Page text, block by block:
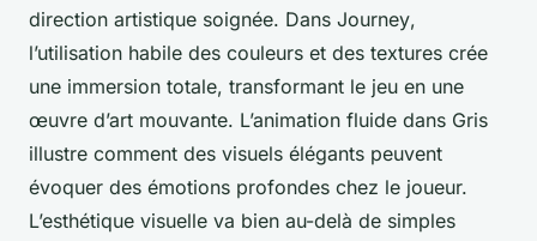
direction artistique soignée. Dans Journey,
l’utilisation habile des couleurs et des textures crée
une immersion totale, transformant le jeu en une
œuvre d’art mouvante. L’animation fluide dans Gris
illustre comment des visuels élégants peuvent
évoquer des émotions profondes chez le joueur.
L’esthétique visuelle va bien au-delà de simples